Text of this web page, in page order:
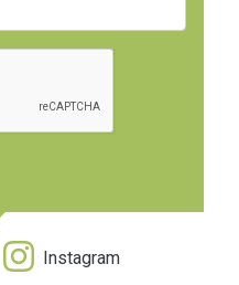
Instagram